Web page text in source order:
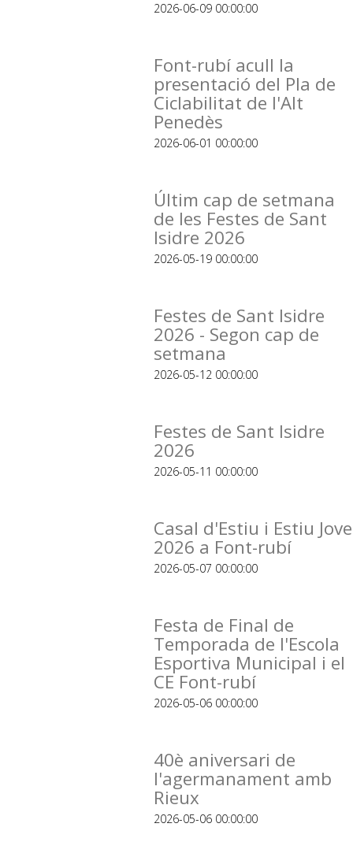
2026-06-09 00:00:00
Font-rubí acull la
presentació del Pla de
Ciclabilitat de l'Alt
Penedès
2026-06-01 00:00:00
Últim cap de setmana
de les Festes de Sant
Isidre 2026
2026-05-19 00:00:00
Festes de Sant Isidre
2026 - Segon cap de
setmana
2026-05-12 00:00:00
Festes de Sant Isidre
2026
2026-05-11 00:00:00
Casal d'Estiu i Estiu Jove
2026 a Font-rubí
2026-05-07 00:00:00
Festa de Final de
Temporada de l'Escola
Esportiva Municipal i el
CE Font-rubí
2026-05-06 00:00:00
40è aniversari de
l'agermanament amb
Rieux
2026-05-06 00:00:00